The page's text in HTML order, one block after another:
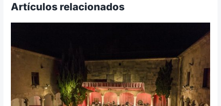
Artículos relacionados